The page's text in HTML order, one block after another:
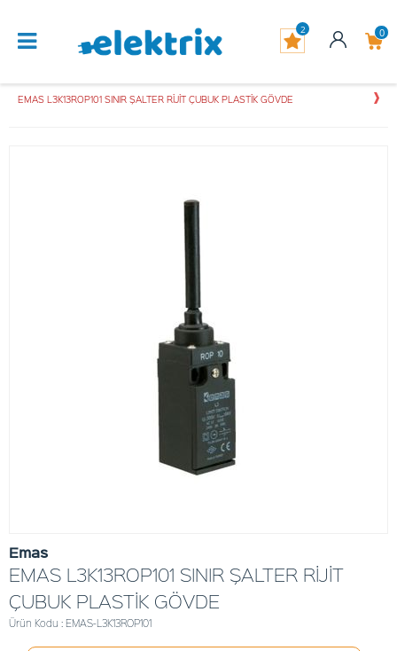
0
2
EMAS L3K13ROP101 SINIR ŞALTER RİJİT ÇUBUK PLASTİK GÖVDE
Emas
EMAS L3K13ROP101 SINIR ŞALTER RİJİT
ÇUBUK PLASTİK GÖVDE
Ürün Kodu : EMAS-L3K13ROP101